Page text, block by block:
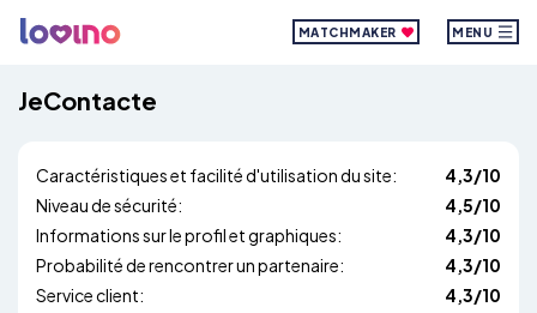
MATCHMAKER MENU
JeContacte
Caractéristiques et facilité d'utilisation du site:
4,3/10
Niveau de sécurité:
4,5/10
Informations sur le profil et graphiques:
4,3/10
Probabilité de rencontrer un partenaire:
4,3/10
Service client:
4,3/10